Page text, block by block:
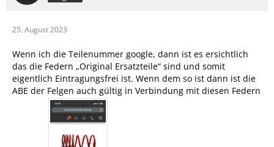
25. August 2023
Wenn ich die Teilenummer google, dann ist es ersichtlich
das die Federn „Original Ersatzteile“ sind und somit
eigentlich Eintragungsfrei ist. Wenn dem so ist dann ist die
ABE der Felgen auch gültig in Verbindung mit diesen Federn